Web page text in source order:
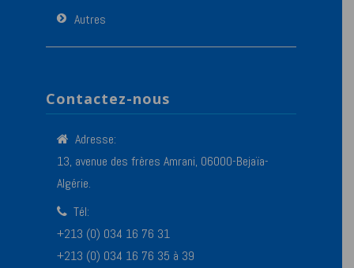
Autres
Contactez-nous
Adresse:
13, avenue des frères Amrani, 06000-Bejaïa-
Algérie.
Tél:
+213 (0) 034 16 76 31
+213 (0) 034 16 76 35 à 39